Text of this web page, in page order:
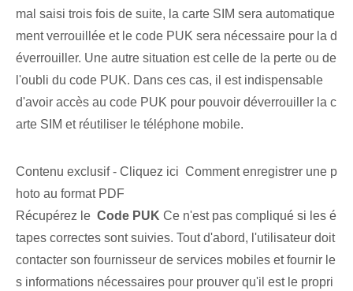
mal saisi trois fois de suite, la carte SIM sera automatique
ment verrouillée et le code PUK sera nécessaire pour la d
éverrouiller. Une autre situation est celle de la perte ou de
l'oubli du code PUK. Dans ces cas, il est indispensable
d'avoir accès au code PUK pour pouvoir déverrouiller la c
arte SIM et réutiliser le téléphone mobile.
Contenu exclusif - Cliquez ici Comment enregistrer une p
hoto au format PDF
Récupérez le ⁤ Code PUK Ce n'est pas compliqué si les é
tapes correctes sont suivies. Tout d'abord, l'utilisateur doit
contacter son fournisseur de services mobiles et fournir le
s informations nécessaires pour prouver qu'il est le propri